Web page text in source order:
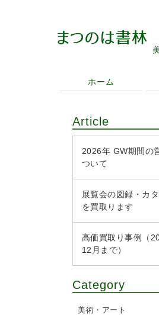
ホーム
Article
2026年 GW期間の
ついて
展覧会の図録・カ
を買取ります
高価買取り事例（
12月まで）
Category
美術・アート